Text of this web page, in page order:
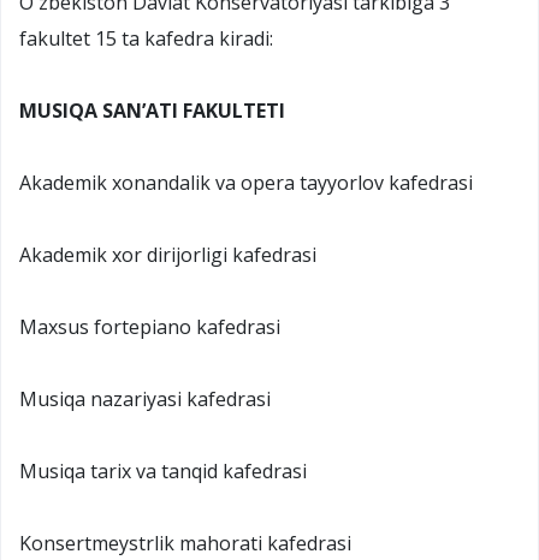
fakultet 15 ta kafedra kiradi:
MUSIQA SAN’ATI FAKULTETI
Akademik xonandalik va opera tayyorlov kafedrasi
Akademik xor dirijorligi kafedrasi
Maxsus fortepiano kafedrasi
Musiqa nazariyasi kafedrasi
Musiqa tarix va tanqid kafedrasi
Konsertmeystrlik mahorati kafedrasi